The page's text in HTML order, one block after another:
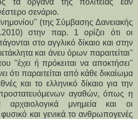
σενάριο.
(της Σύμβασης Δανειακής
στην παρ. 1 ορίζει ότι οι
στο αγγλικό δίκαιο και στην
και άνευ όρων παραιτείται''
''έχει ή πρόκειται να αποκτήσει''
ότι παραιτείται από κάθε δικαίωμα
και το ελληνικό δίκαιο για την
αγαθών, όπως η
αρχαιολογικά μνημεία και οι
φυσικό και γενικά το ανθρωπογενές